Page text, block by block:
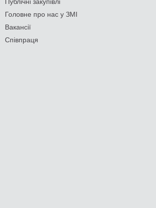
Головне про нас у ЗМІ
Вакансії
Співпраця